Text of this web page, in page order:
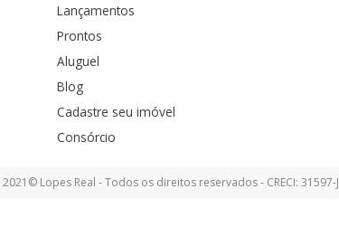
Lançamentos
Prontos
Aluguel
Blog
Cadastre seu imóvel
Consórcio
2021© Lopes Real - Todos os direitos reservados - CRECI: 31597-J